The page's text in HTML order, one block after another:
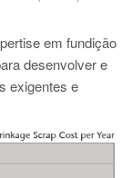
em fundição
desenvolver e
exigentes e